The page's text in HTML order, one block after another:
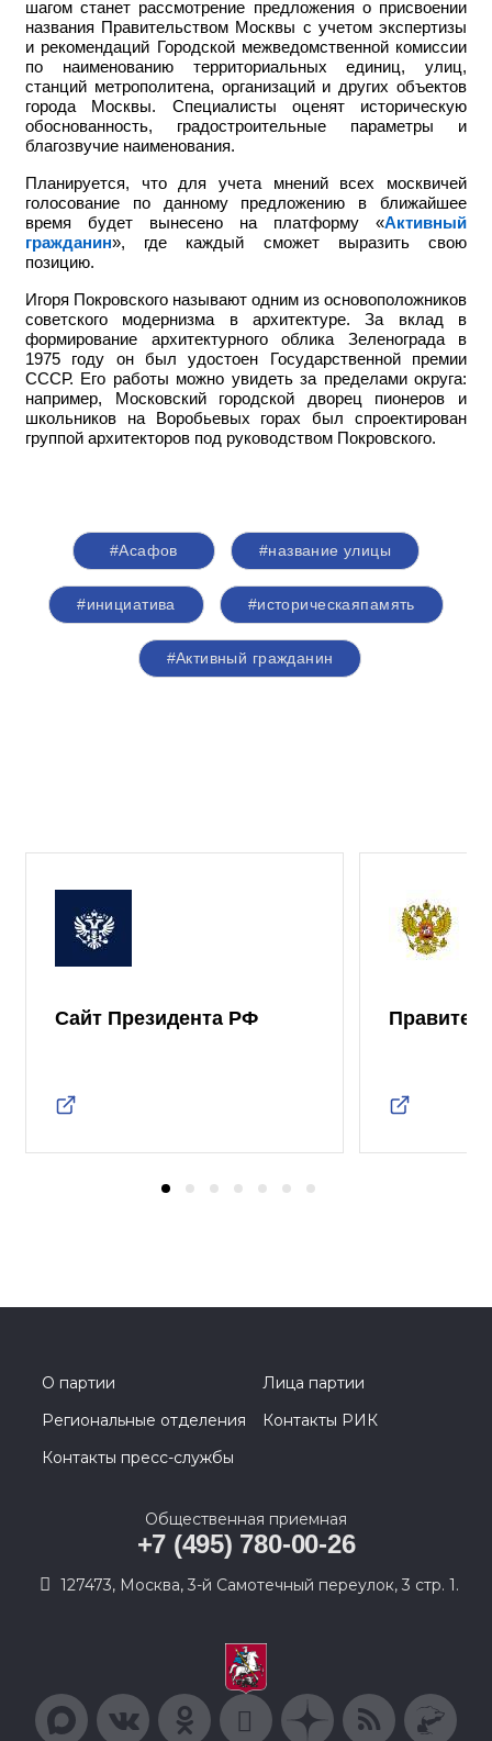
шагом станет рассмотрение предложения о присвоении
названия Правительством Москвы с учетом экспертизы
и рекомендаций Городской межведомственной комиссии
по наименованию территориальных единиц, улиц,
станций метрополитена, организаций и других объектов
города Москвы. Специалисты оценят историческую
обоснованность, градостроительные параметры и
благозвучие наименования.
Планируется, что для учета мнений всех москвичей
голосование по данному предложению в ближайшее
время будет вынесено на платформу «Активный
гражданин», где каждый сможет выразить свою
позицию.
Игоря Покровского называют одним из основоположников
советского модернизма в архитектуре. За вклад в
формирование архитектурного облика Зеленограда в
1975 году он был удостоен Государственной премии
СССР. Его работы можно увидеть за пределами округа:
например,
Московский городской дворец пионеров и
школьников на Воробьевых горах был спроектирован
группой архитекторов под руководством Покровского.
#Асафов #название улицы
#инициатива #историческаяпамять
#Активный гражданин
Сайт Президента РФ
О партии
Лица партии
Региональные отделения
Контакты РИК
Контакты пресс-службы
Общественная приемная
+7 (495) 780-00-26
127473, Москва, 3-й Самотечный переулок, 3 стр. 1.